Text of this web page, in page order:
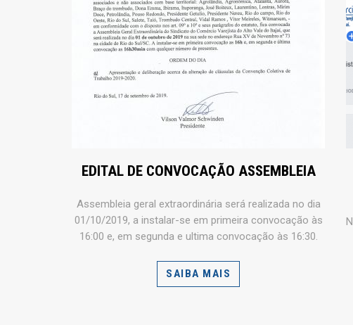
EDITAL DE CONVOCAÇÃO ASSEMBLEIA
Assembleia geral extraordinária será realizada no dia
01/10/2019, a instalar-se em primeira convocação às
16:00 e, em segunda e ultima convocação às 16:30.
SAIBA MAIS